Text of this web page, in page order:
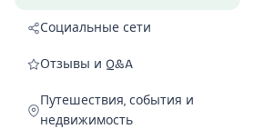
Социальные сети
Отзывы и Q&A
Путешествия, события и
недвижимость